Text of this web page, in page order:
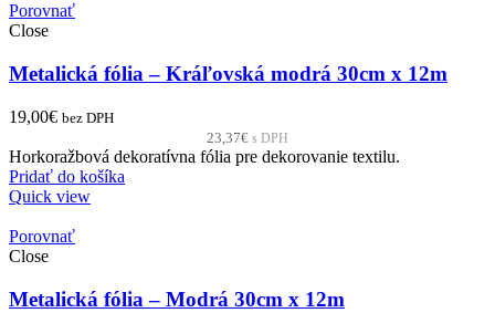
Porovnať
Close
Metalická fólia – Kráľovská modrá 30cm x 12m
19,00€ bez DPH
23,37€ s DPH
Horkoražbová dekoratívna fólia pre dekorovanie textilu.
Pridať do košíka
Quick view
Porovnať
Close
Metalická fólia – Modrá 30cm x 12m